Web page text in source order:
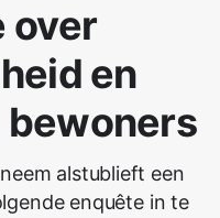
over
en
alstublieft een
enquête in te